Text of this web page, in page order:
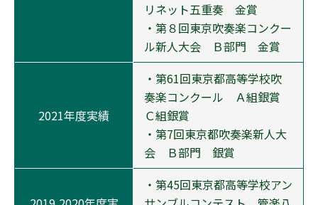
リネット五重奏 金賞
・第８回東京吹奏楽コンクー
ル新人大会 Ｂ部門 金賞
2021年度実績
・第61回東京都高等学校吹
奏楽コンクール Ａ組銀賞
Ｃ組銀賞
・第7回東京都吹奏楽新人大
会 Ｂ部門 銀賞
・第45回東京都高等学校アン